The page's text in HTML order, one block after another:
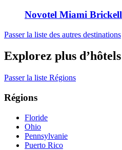
Novotel Miami Brickell
Passer la liste des autres destinations
Explorez plus d’hôtels
Passer la liste Régions
Régions
Floride
Ohio
Pennsylvanie
Puerto Rico